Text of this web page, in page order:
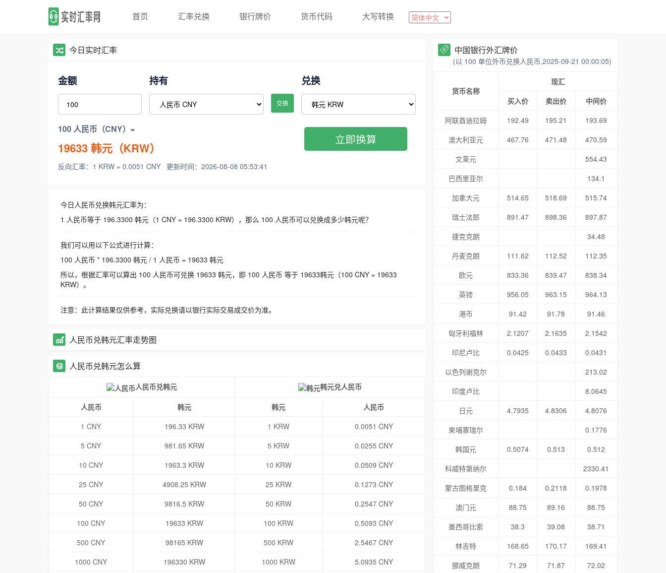
首页 汇率兑换 银行牌价 货币代码 大写转换
今日实时汇率
金额 持有
交换
兑换
100 人民币（CNY）=
19633韩元（KRW）
反向汇率：1 KRW = 0.0051 CNY 更新时间：2026-08-08 05:53:41
立即换算
今日人民币兑换韩元汇率为：
1 人民币等于 196.3300 韩元（1 CNY = 196.3300 KRW），那么 100 人民币可以兑换成多少韩元呢？
我们可以用以下公式进行计算：
100 人民币 * 196.3300 韩元 / 1 人民币 = 19633 韩元
所以，根据汇率可以算出 100 人民币可兑换 19633 韩元，即 100 人民币 等于 19633韩元（100 CNY = 19633
KRW）。
注意：此计算结果仅供参考，实际兑换请以银行实际交易成交价为准。
人民币兑韩元汇率走势图
人民币兑韩元怎么算
人民币兑韩元 韩元兑人民币
人民币 韩元 韩元
人民币
1 CNY
196.33 KRW 1 KRW
0.0051 CNY
5 CNY
981.65 KRW 5 KRW
0.0255 CNY
10 CNY
1963.3 KRW 10 KRW
0.0509 CNY
25 CNY
4908.25 KRW 25 KRW
0.1273 CNY
50 CNY
9816.5 KRW 50 KRW
0.2547 CNY
100 CNY
19633 KRW 100 KRW
0.5093 CNY
500 CNY
98165 KRW 500 KRW
2.5467 CNY
1000 CNY
196330 KRW 1000 KRW
5.0935 CNY
中国银行外汇牌价
(以 100 单位外币兑换人民币,2025-09-21 00:00:05)
货币名称
现汇
买入价
卖出价
中间价
阿联酋迪拉姆
192.49 195.21
193.69
澳大利亚元
467.76 471.48
470.59
文莱元
554.43
巴西里亚尔
134.1
加拿大元
514.65 518.69
515.74
瑞士法郎
891.47 898.36
897.87
捷克克朗
34.48
丹麦克朗
111.62 112.52
112.35
欧元
833.36 839.47
838.34
英镑
956.05 963.15
964.13
港币
91.42 91.78
91.46
匈牙利福林
2.1207 2.1635
2.1542
印尼卢比
0.0425 0.0433
0.0431
以色列谢克尔
213.02
印度卢比
8.0645
日元
4.7935 4.8306
4.8076
柬埔寨瑞尔
0.1776
韩国元
0.5074 0.513
0.512
科威特第纳尔
2330.41
蒙古图格里克
0.184 0.2118
0.1978
澳门元
88.75 89.16
88.75
墨西哥比索
38.3 39.08
38.71
林吉特
168.65 170.17
169.41
挪威克朗
71.29 71.87
72.02